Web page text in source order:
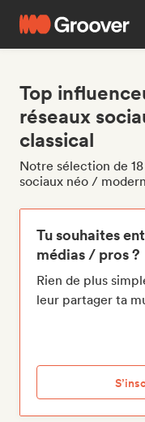
Top
réseaux
classical
Notre sélection de
sociaux néo /
Tu souhaites
médias / pros ?
Rien de plus
leur partager ta